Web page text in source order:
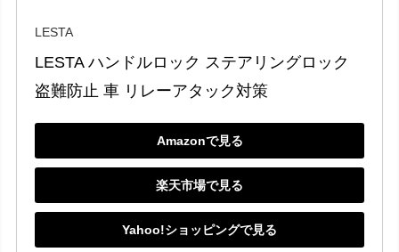
LESTA
LESTA ハンドルロック ステアリングロック
盗難防止 車 リレーアタック対策
Amazonで見る
楽天市場で見る
Yahoo!ショッピングで見る